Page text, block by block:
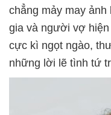
chẳng mảy may
gia và người vợ
cực kì ngọt ngào,
những lời lẽ tình tứ